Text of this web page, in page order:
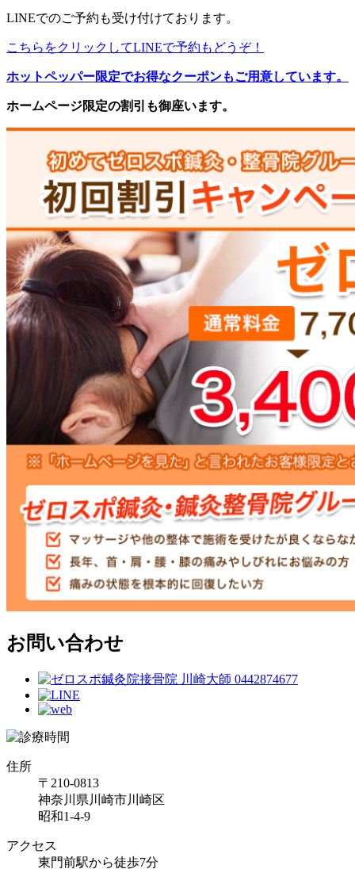
LINEでのご予約も受け付けております。
こちらをクリックしてLINEで予約もどうぞ！
ホットペッパー限定でお得なクーポンもご用意しています。
ホームページ限定の割引も御座います。
お問い合わせ
住所
〒210-0813
神奈川県川崎市川崎区
昭和1-4-9
アクセス
東門前駅から徒歩7分